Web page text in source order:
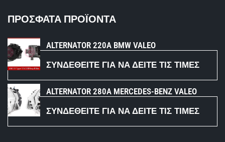
ΠΡΟΣΦΑΤΑ ΠΡΟΪΟΝΤΑ
ALTERNATOR 220A BMW VALEO
ΣΥΝΔΕΘΕΊΤΕ ΓΙΑ ΝΑ ΔΕΊΤΕ ΤΙΣ ΤΙΜΈΣ
ALTERNATOR 280A MERCEDES-BENZ VALEO
ΣΥΝΔΕΘΕΊΤΕ ΓΙΑ ΝΑ ΔΕΊΤΕ ΤΙΣ ΤΙΜΈΣ